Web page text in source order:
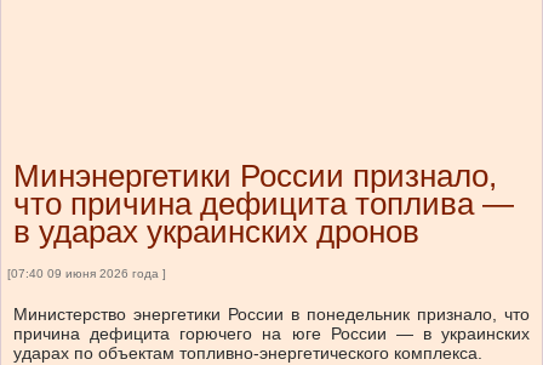
Минэнергетики России признало,
что причина дефицита топлива —
в ударах украинских дронов
[07:40 09 июня 2026 года ]
Министерство энергетики России в понедельник признало, что
причина дефицита горючего на юге России — в украинских
ударах по объектам топливно-энергетического комплекса.